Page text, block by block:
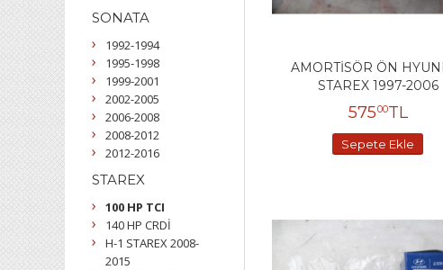
AMORTİSÖR ÖN
STAREX 1997-2006
57500TL
Sepete Ekle
SONATA
1992-1994
1995-1998
1999-2001
2002-2005
2006-2008
2008-2012
2012-2016
STAREX
100 HP TCI
140 HP CRDİ
H-1 STAREX 2008-
2015